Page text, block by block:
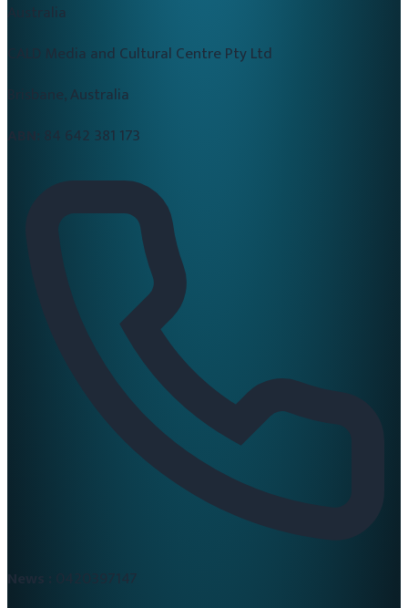
Australia
CALD Media and Cultural Centre Pty Ltd
Brisbane, Australia
84 642 381 173